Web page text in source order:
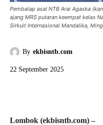
Pembalap asal NTB Arai Agaska
ajang MRS putaran keempat kelas
Sirkuit Internasional Mandalika,
By ekbisntb.com
22 September 2025
Lombok (ekbisntb.com) –